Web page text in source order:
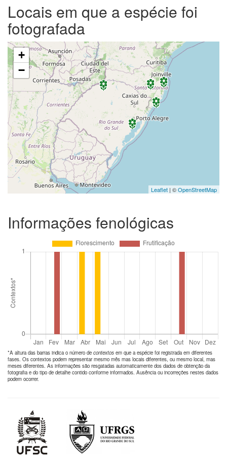
Locais em que a espécie foi
fotografada
+
−
Leaflet | ©OpenStreetMap
Informações fenológicas
*A altura das barras indica o número de contextos em que a espécie foi registrada em diferentes
fases. Os contextos podem representar mesmo mês mas locais diferentes, ou mesmo local, mas
meses diferentes. As informações são resgatadas automaticamente dos dados de obtenção da
fotografia e do tipo de detalhe contido conforme informados. Ausência ou incorreções nestes dados
podem ocorrer.